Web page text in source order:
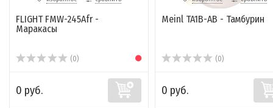
FLIGHT FMW-245Afr -
Маракасы
(0)
0 руб.
Meinl TA1B-AB - Тамбурин
(0)
0 руб.